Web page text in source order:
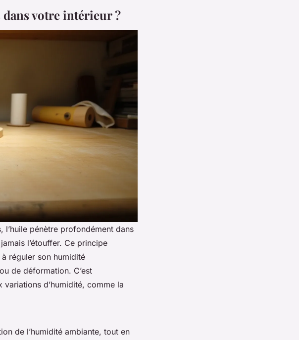
votre intérieur ?
pénètre profondément dans
l’étouffer. Ce principe
réguler son humidité
de déformation. C’est
d’humidité, comme la
de l’humidité ambiante, tout en